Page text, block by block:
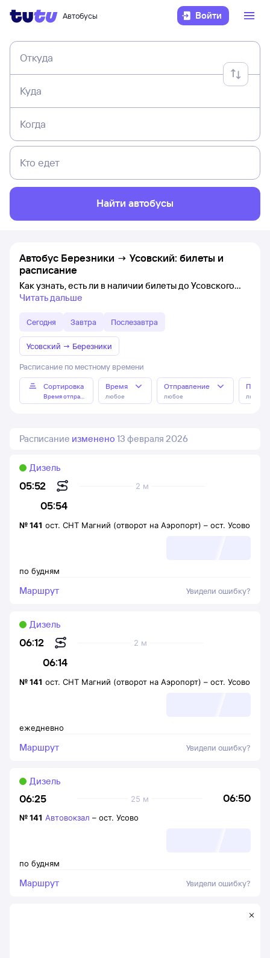
Автобусы Войти
Откуда
Куда
Когда
Кто едет
Найти автобусы
Автобус Березники → Усовский: билеты и
расписание
Как узнать, есть ли в наличии билеты до Усовского
Читать дальше
Сегодня Завтра Послезавтра
Усовский → Березники
Расписание по местному времени
Сортировка
Время отправления
Время
любое
Отправление
любое любое
Расписание изменено 13 февраля 2026
05:52
05:54
2 м
Дизель
по будням
№141 ост. СНТ Магний (отворот на Аэропорт) – ост. Усово
Маршрут Увидели ошибку?
06:12
06:14
2 м
Дизель
ежедневно
№141 ост. СНТ Магний (отворот на Аэропорт) – ост. Усово
Маршрут Увидели ошибку?
06:25 06:50
25 м
Дизель
по будням
№141 Автовокзал – ост. Усово
Маршрут Увидели ошибку?